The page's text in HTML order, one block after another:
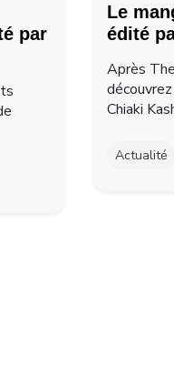
par
Le
édité
Après
Chiaki
Actualité